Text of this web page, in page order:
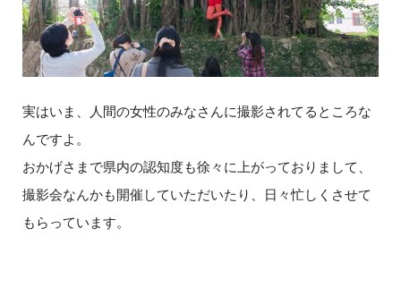
実はいま、人間の女性のみなさんに撮影されてるところな
んですよ。
おかげさまで県内の認知度も徐々に上がっておりまして、
撮影会なんかも開催していただいたり、日々忙しくさせて
もらっています。